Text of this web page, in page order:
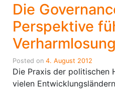
Die
Perspektive
Posted on 4. August 2012
Die Praxis der politischen
vielen